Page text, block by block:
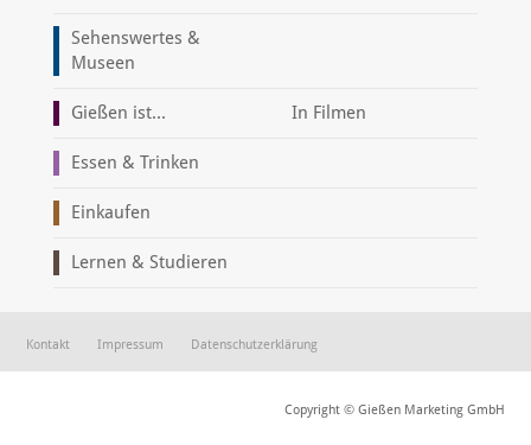
Sehenswertes &
Museen
Gießen ist... In Filmen
Essen & Trinken
Einkaufen
Lernen & Studieren
Kontakt Impressum Datenschutzerklärung
Copyright © Gießen Marketing GmbH